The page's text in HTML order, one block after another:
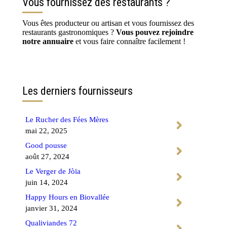
Vous êtes producteur ou artisan et vous fournissez des
restaurants gastronomiques ? Vous pouvez rejoindre
notre annuaire et vous faire connaître facilement !
Les derniers fournisseurs
Le Rucher des Fées Mères
mai 22, 2025
Good pousse
août 27, 2024
Le Verger de Jòïa
juin 14, 2024
Happy Hours en Biovallée
janvier 31, 2024
Qualiviandes 72